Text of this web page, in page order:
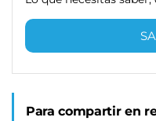
Para compartir en